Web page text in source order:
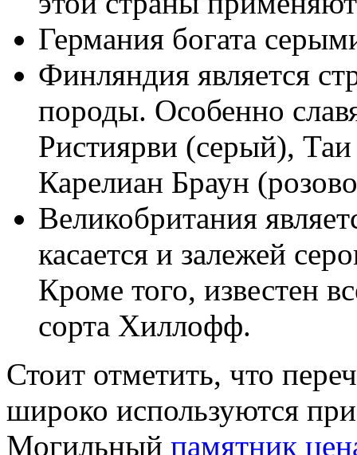
Германия богата
Финляндия является
породы. Особенно
Ристиярви (серый),
Карелиан Браун
Великобритания
касается и залежей
Кроме того, известен
сорта Хиллофф.
Стоит отметить, что
широко используются
Могильный памятник